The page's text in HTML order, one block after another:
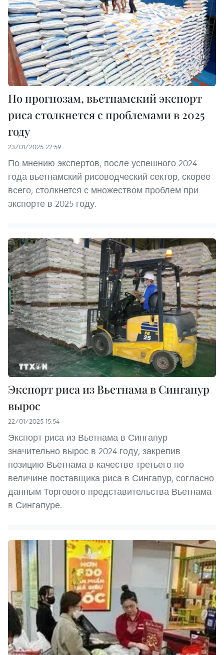
По прогнозам, вьетнамский экспорт
риса столкнется с проблемами в 2025
году
23/01/2025 22:59
По мнению экспертов, после успешного 2024
года вьетнамский рисоводческий сектор, скорее
всего, столкнется с множеством проблем при
экспорте в 2025 году.
Экспорт риса из Вьетнама в Сингапур
вырос
22/01/2025 15:54
Экспорт риса из Вьетнама в Сингапур
значительно вырос в 2024 году, закрепив
позицию Вьетнама в качестве третьего по
величине поставщика риса в Сингапур, согласно
данным Торгового представительства Вьетнама
в Сингапуре.